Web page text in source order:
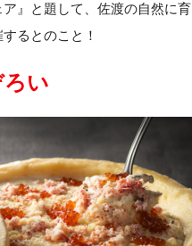
』と題して、佐渡の自然に育
るとのこと！
い